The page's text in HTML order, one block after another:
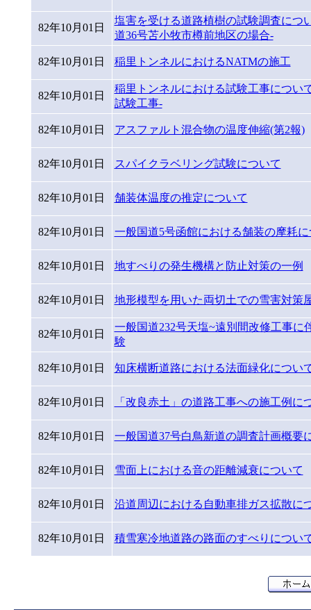
82年10月01日
塩害を受ける道路植樹の試験調査につ
道36号苫小牧市樽前地区の場合-
82年10月01日 稲里トンネルにおけるNATMの施工
82年10月01日
稲里トンネルにおける試験工事につい
試験工事-
82年10月01日 アスファルト混合物の温度伸縮(第2報)
82年10月01日 スパイクラベリング試験について
82年10月01日 舗装体温度の推定について
82年10月01日 一般国道5号函館における舗装の摩耗
82年10月01日 地すべりの発生機構と防止対策の一例
82年10月01日 地形模型を用いた両切土での雪害対策
82年10月01日
一般国道232号天塩~遠別間改修工事に
験
82年10月01日 知床横断道路における法面緑化につい
82年10月01日 「改良赤土」の道路工事への施工例に
82年10月01日 一般国道37号白鳥新道の調査計画概要
82年10月01日 雪面上における音の距離減衰について
82年10月01日 沿道周辺における自動車排ガス拡散に
82年10月01日 積雪寒冷地道路の路面のすべりについ